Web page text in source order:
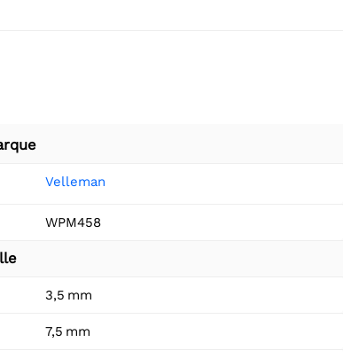
Velleman
WPM458
3,5 mm
7,5 mm